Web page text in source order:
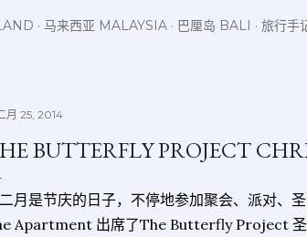
马来西亚 MALAYSIA 巴厘岛 BALI 旅行手
月 25, 2014
BUTTERFLY PROJECT
月是节庆的日子，不停地参加聚会、派对、
Apartment 出席了The Butterfly Project 圣